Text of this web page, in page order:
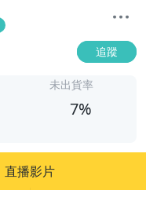
追蹤
未出貨率
7%
直播影片